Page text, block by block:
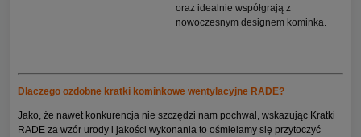
oraz idealnie współgrają z
nowoczesnym designem kominka.
Dlaczego ozdobne kratki kominkowe wentylacyjne RADE?
Jako, że nawet konkurencja nie szczędzi nam pochwał, wskazując Kratki
RADE za wzór urody i jakości wykonania to ośmielamy się przytoczyć